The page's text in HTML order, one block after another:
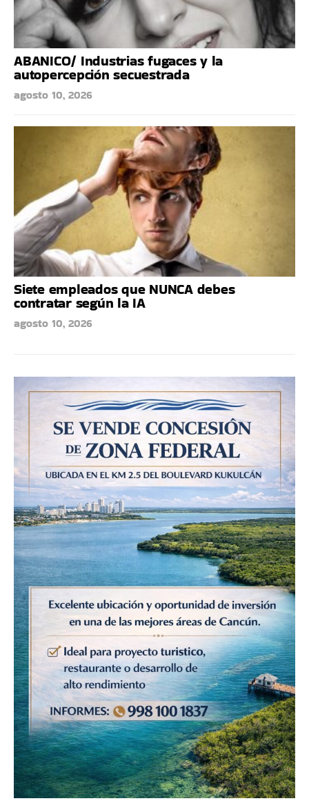
ABANICO/ Industrias fugaces y la
autopercepción secuestrada
agosto 10, 2026
Siete empleados que NUNCA debes
contratar según la IA
agosto 10, 2026